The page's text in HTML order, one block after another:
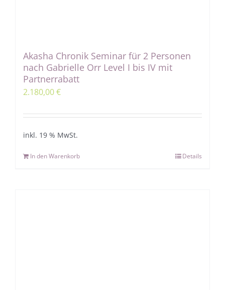
Akasha Chronik Seminar für 2 Personen
nach Gabrielle Orr Level I bis IV mit
Partnerrabatt
2.180,00€
inkl. 19 % MwSt.
In den Warenkorb Details